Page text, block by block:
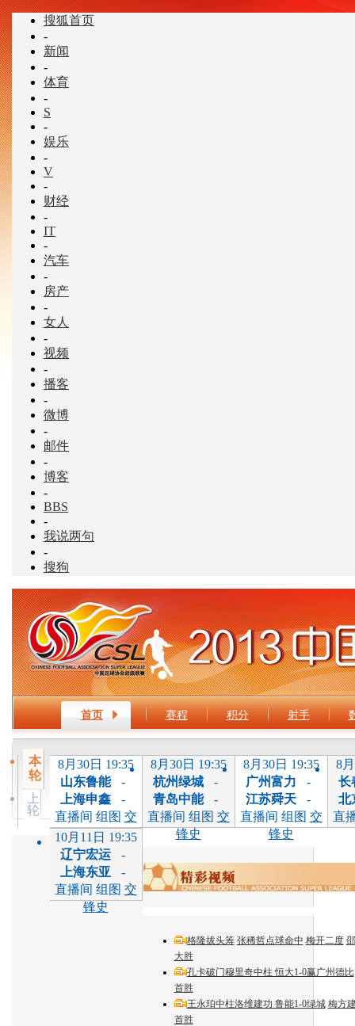
搜狐首页
-
新闻
-
体育
-
S
-
娱乐
-
V
-
财经
-
IT
-
汽车
-
房产
-
女人
-
视频
-
播客
-
微博
-
邮件
-
博客
-
BBS
-
我说两句
-
搜狗
首页 赛程 积分 射手
本
轮
上
轮
8月30日 19:35
山东鲁能
-
上海申鑫
-
直播间 组图 交
锋史
8月30日 19:35
杭州绿城
-
青岛中能
-
直播间 组图 交
锋史
8月30日 19:35
广州富力
-
江苏舜天
-
直播间 组图 交
锋史
8
长
北
直
10月11日 19:35
辽宁宏运
-
上海东亚
-
直播间 组图 交
锋史
格隆拔头筹 张稀哲点球命中 梅开二度
大胜
孔卡破门穆里奇中柱 恒大1-0赢广州德比
首胜
王永珀中柱洛维建功 鲁能1-0绿城 梅方
首胜